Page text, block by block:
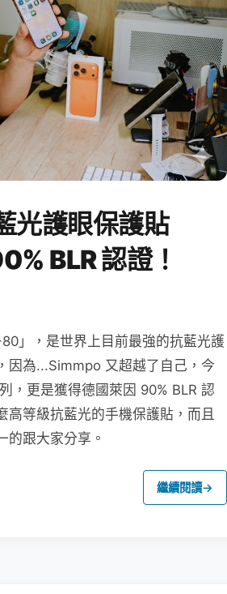
光護眼保護貼
BLR 認證！
」，是世界上目前最強的抗藍光護
因為...Simmpo 又超越了自己，今
，更是獲得德國萊因 90% BLR 認
高等級抗藍光的手機保護貼，而且
的跟大家分享。
繼續閱讀→